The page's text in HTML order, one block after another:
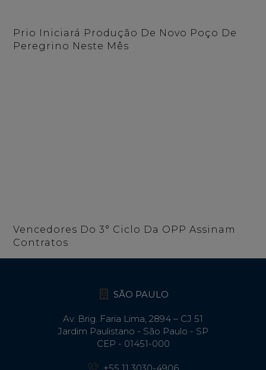
Prio Iniciará Produção De Novo Poço De
Peregrino Neste Mês
Vencedores Do 3° Ciclo Da OPP Assinam
Contratos
SÃO PAULO
Av. Brig. Faria Lima, 2894 – CJ 51
Jardim Paulistano - São Paulo - SP
CEP - 01451-000
+55 11 3030-4906